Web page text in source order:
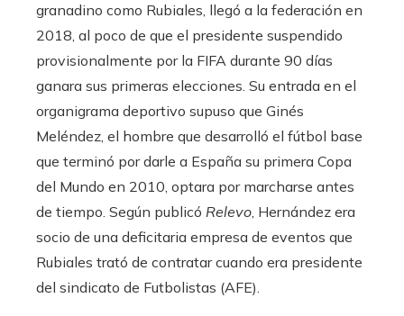
granadino como Rubiales, llegó a la federación en
2018, al poco de que el presidente suspendido
provisionalmente por la FIFA durante 90 días
ganara sus primeras elecciones. Su entrada en el
organigrama deportivo supuso que Ginés
Meléndez, el hombre que desarrolló el fútbol base
que terminó por darle a España su primera Copa
del Mundo en 2010, optara por marcharse antes
de tiempo. Según publicó Relevo, Hernández era
socio de una deficitaria empresa de eventos que
Rubiales trató de contratar cuando era presidente
del sindicato de Futbolistas (AFE).